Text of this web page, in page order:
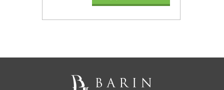
Спальни, Кровати
Корпусная мебель